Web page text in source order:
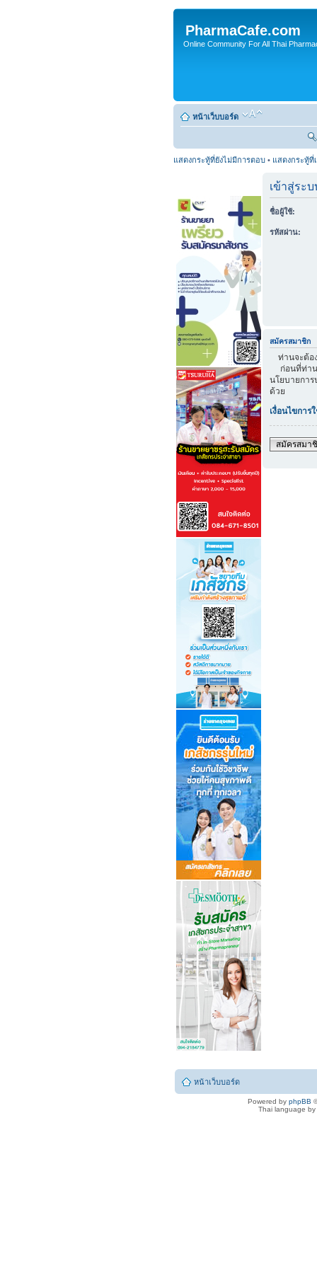
PharmaCafe.com
Online Community For All Thai
หน้าเว็บบอร์ด
แสดงกระทู้ที่ยังไม่มีการตอบ • แสดงกระทู้ที่
เข้าสู่ระบ
ชื่อผู้ใช้:
รหัสผ่าน:
สมัครสมาชิก
ท่านจะต้อ
ก่อนที่ท่าน
นโยบายกา
ด้วย
เงื่อนไขการ
สมัครสมา
หน้าเว็บบอร์ด
Powered by phpBB
Thai language by